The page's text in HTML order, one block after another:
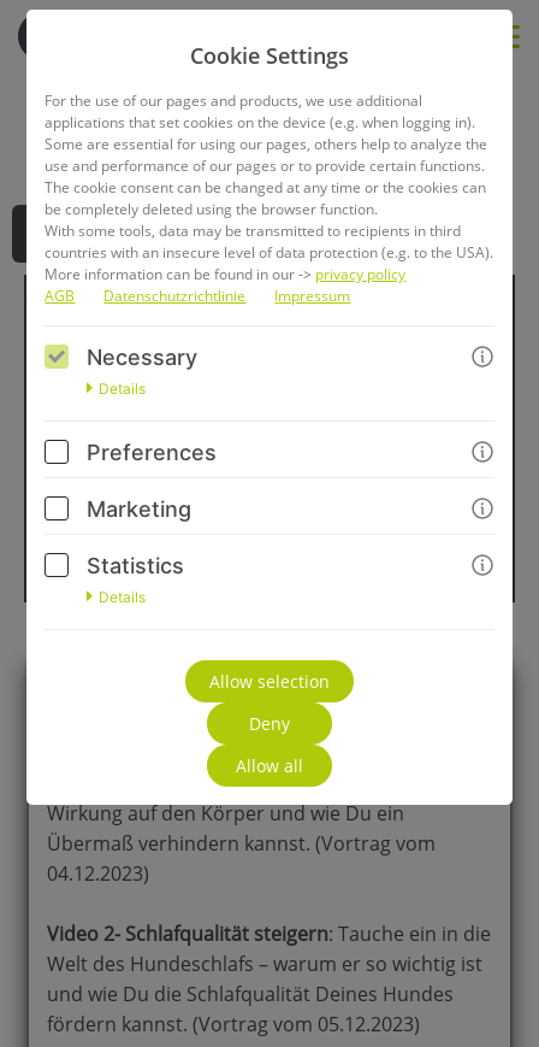
GO TO CHECKOUT
"Harmonie auf vier
Pfoten: Stress, Schlaf &
Erholung verstehen und
anwenden
Das erwartet Dich
Video 1 - Stressbewältigung: Verstehe die
Feinheiten von Stress – die Ursachen, die
Wirkung auf den Körper und wie Du ein
Übermaß verhindern kannst. (Vortrag vom
04.12.2023)
Video 2- Schlafqualität steigern: Tauche ein in die
Welt des Hundeschlafs – warum er so wichtig ist
und wie Du die Schlafqualität Deines Hundes
fördern kannst. (Vortrag vom 05.12.2023)
Cookie Settings
For the use of our pages and products, we use additional
applications that set cookies on the device (e.g. when logging in).
Some are essential for using our pages, others help to analyze the
use and performance of our pages or to provide certain functions.
The cookie consent can be changed at any time or the cookies can
be completely deleted using the browser function.
With some tools, data may be transmitted to recipients in third
countries with an insecure level of data protection (e.g. to the USA).
More information can be found in our -> privacy policy
AGB
Datenschutzrichtlinie Impressum
Necessary
Details
Preferences
Marketing
Statistics
Details
Allow selection
Deny
Allow all